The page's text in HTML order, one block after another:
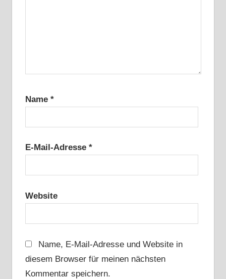
Name *
E-Mail-Adresse *
Website
Name, E-Mail-Adresse und Website in
diesem Browser für meinen nächsten
Kommentar speichern.